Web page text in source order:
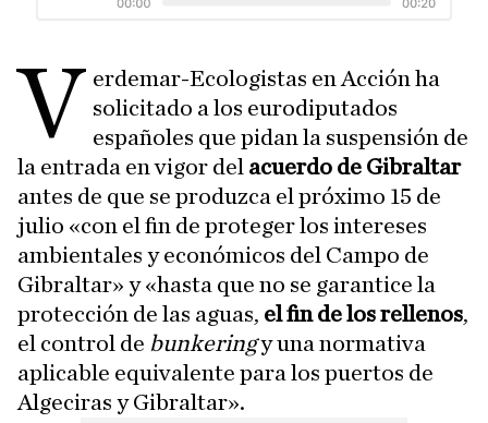
V erdemar-Ecologistas en Acción ha
solicitado a los eurodiputados
españoles que pidan la suspensión de
la entrada en vigor del acuerdo de Gibraltar
antes de que se produzca el próximo 15 de
julio «con el fin de proteger los intereses
ambientales y económicos del Campo de
Gibraltar» y «hasta que no se garantice la
protección de las aguas, el fin de los rellenos,
el control de bunkeringy una normativa
aplicable equivalente para los puertos de
Algeciras y Gibraltar».